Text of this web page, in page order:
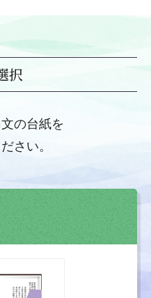
択
の台紙を
さい。